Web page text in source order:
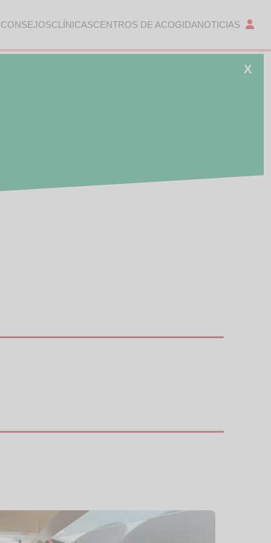
CLÍNICASCENTROS DE ACOGIDANOTICIAS
X